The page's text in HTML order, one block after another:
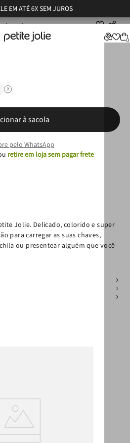
EM ATÉ 6X SEM JUROS
0
Chaveiro Petite Jolie Ouro PJ20212
PJ20212
à sacola
pelo WhatsApp
retire em loja sem pagar frete
Jolie. Delicado, colorido e super
para carregar as suas chaves,
ou presentear alguém que você